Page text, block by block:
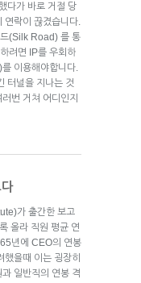
다가 바로 거절 당
연락이 끊겼습니다.
드(Silk Road) 를 통
려면 IP를 우회하
이용해야합니다.
터널을 지나는 것
번 거쳐 어디인지
가 출간한 보고
올라 직원 평균 연
년에 CEO의 연봉
을때 이는 굉장히
일반직의 연봉 격